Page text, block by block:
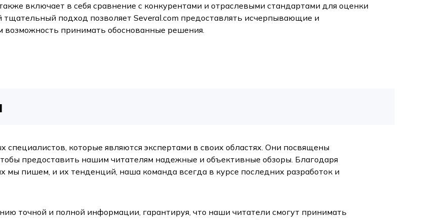
включает в себя сравнение с конкурентами и отраслевыми стандартами для оценки
тщательный подход позволяет Several.com предоставлять исчерпывающие и
принимать обоснованные решения.
которые являются экспертами в своих областях. Они посвящены
предоставить нашим читателям надежные и объективные обзоры. Благодаря
мы пишем, и их тенденций, наша команда всегда в курсе последних разработок и
точной и полной информации, гарантируя, что наши читатели смогут принимать